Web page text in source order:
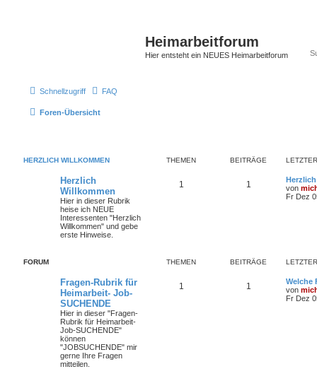
Heimarbeitforum
Hier entsteht ein NEUES Heimarbeitforum
Schnellzugriff FAQ
Foren-Übersicht
HERZLICH WILLKOMMEN THEMEN BEITRÄGE
Herzlich
Willkommen
Hier in dieser Rubrik
heise ich NEUE
Interessenten "Herzlich
Willkommen" und gebe
erste Hinweise.
1 1
von
Fr Dez
FORUM THEMEN BEITRÄGE
Fragen-Rubrik für
Heimarbeit- Job-
SUCHENDE
Hier in dieser "Fragen-
Rubrik für Heimarbeit-
Job-SUCHENDE"
können
"JOBSUCHENDE" mir
gerne Ihre Fragen
mitteilen.
1 1
Welche
von
Fr Dez